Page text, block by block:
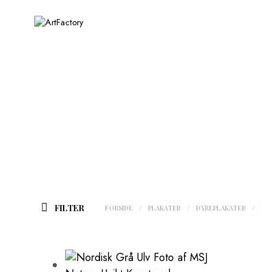
FILTER FORSIDE / PLAKATER / DYREPLAKATER /